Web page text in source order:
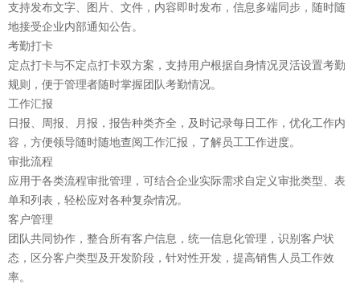
支持发布文字、图片、文件，内容即时发布，信息多端同步，随时随
地接受企业内部通知公告。
考勤打卡
定点打卡与不定点打卡双方案，支持用户根据自身情况灵活设置考勤
规则，便于管理者随时掌握团队考勤情况。
工作汇报
日报、周报、月报，报告种类齐全，及时记录每日工作，优化工作内
容，方便领导随时随地查阅工作汇报，了解员工工作进度。
审批流程
应用于各类流程审批管理，可结合企业实际需求自定义审批类型、表
单和列表，轻松应对各种复杂情况。
客户管理
团队共同协作，整合所有客户信息，统一信息化管理，识别客户状
态，区分客户类型及开发阶段，针对性开发，提高销售人员工作效
率。